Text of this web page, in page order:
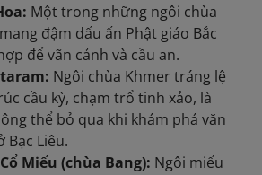
Một trong những ngôi chùa
đậm dấu ấn Phật giáo Bắc
để vãn cảnh và cầu an.
Ngôi chùa Khmer tráng lệ
cầu kỳ, chạm trổ tinh xảo, là
thể bỏ qua khi khám phá văn
Bạc Liêu.
Miếu (chùa Bang): Ngôi miếu